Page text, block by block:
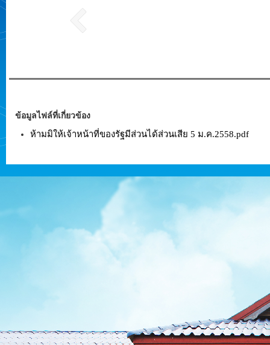
ข้อมูลไฟล์ที่เกี่ยวข้อง
ห้ามมิให้เจ้าหน้าที่ของรัฐมีส่วนได้ส่วนเสีย 5 ม.ค.2558.pdf